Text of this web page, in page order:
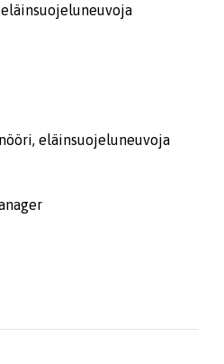
eläinsuojeluneuvoja